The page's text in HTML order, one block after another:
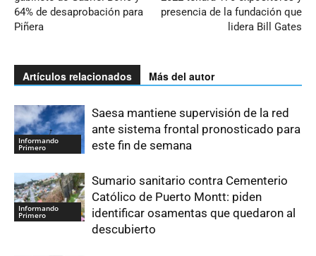
64% de desaprobación para
Piñera
presencia de la fundación que
lidera Bill Gates
Artículos relacionados Más del autor
Informando
Primero
Saesa mantiene supervisión de la red
ante sistema frontal pronosticado para
este fin de semana
Informando
Primero
Sumario sanitario contra Cementerio
Católico de Puerto Montt: piden
identificar osamentas que quedaron al
descubierto